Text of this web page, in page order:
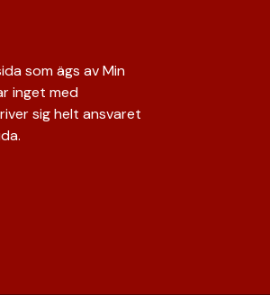
som ägs av Min
inget med
sig helt ansvaret